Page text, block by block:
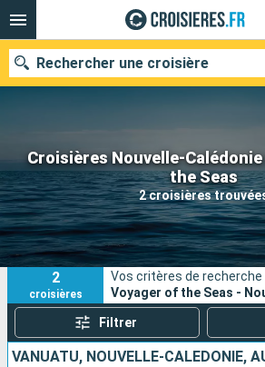
Croisières Nouvelle-
the Seas
2 croisières
Rechercher une croisière
Nos destinations
Mois de départ
Ports
Rechercher
2
croisières
Vos critères de recherche
Voyager of the Seas -
Filtrer